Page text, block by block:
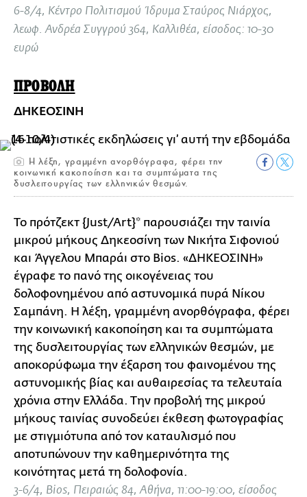
6-8/4, Κέντρο Πολιτισμού Ίδρυμα Σταύρος Νιάρχος,
λεωφ. Ανδρέα Συγγρού 364, Καλλιθέα, είσοδος: 10-30
ευρώ
ΠΡΟΒΟΛΗ
ΔΗΚΕΟΣΙΝΗ
Η λέξη, γραμμένη ανορθόγραφα, φέρει την
κοινωνική κακοποίηση και τα συμπτώματα της
δυσλειτουργίας των ελληνικών θεσμών.
Το πρότζεκτ {Just/Art}* παρουσιάζει την ταινία
μικρού μήκους Δηκεοσίνη των Νικήτα Σιφονιού
και Άγγελου Μπαράι στο Βios. «ΔΗΚΕΟΣΙΝΗ»
έγραφε το πανό της οικογένειας του
δολοφονημένου από αστυνομικά πυρά Νίκου
Σαμπάνη. Η λέξη, γραμμένη ανορθόγραφα, φέρει
την κοινωνική κακοποίηση και τα συμπτώματα
της δυσλειτουργίας των ελληνικών θεσμών, με
αποκορύφωμα την έξαρση του φαινομένου της
αστυνομικής βίας και αυθαιρεσίας τα τελευταία
χρόνια στην Ελλάδα. Την προβολή της μικρού
μήκους ταινίας συνοδεύει έκθεση φωτογραφίας
με στιγμιότυπα από τον καταυλισμό που
αποτυπώνουν την καθημερινότητα της
κοινότητας μετά τη δολοφονία.
3-6/4, Βios, Πειραιώς 84, Αθήνα, 11:00-19:00, είσοδος